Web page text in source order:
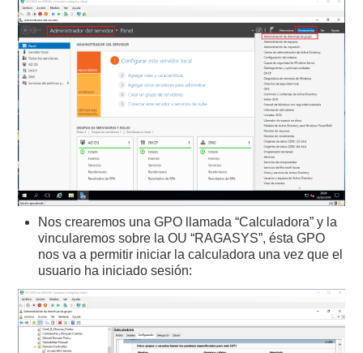
Nos crearemos una GPO llamada “Calculadora” y la
vincularemos sobre la OU “RAGASYS”, ésta GPO
nos va a permitir iniciar la calculadora una vez que el
usuario ha iniciado sesión: